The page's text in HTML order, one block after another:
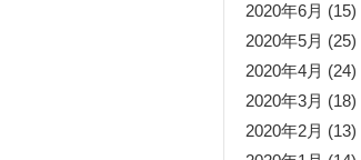
2020年6月 (15)
2020年5月 (25)
2020年4月 (24)
2020年3月 (18)
2020年2月 (13)